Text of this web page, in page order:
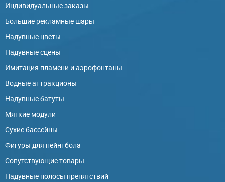
Индивидуальные заказы
Большие рекламные шары
Надувные цветы
Надувные сцены
Имитация пламени и аэрофонтаны
Водные аттракционы
Надувные батуты
Мягкие модули
Сухие бассейны
Фигуры для пейнтбола
Сопутствующие товары
Надувные полосы препятствий